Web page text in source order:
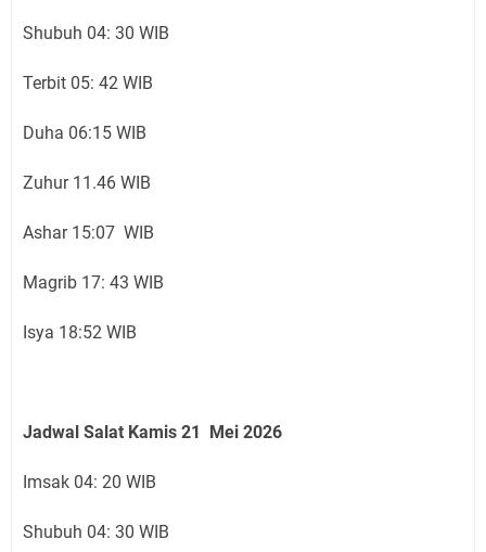
Shubuh 04: 30 WIB
Terbit 05: 42 WIB
Duha 06:15 WIB
Zuhur 11.46 WIB
Ashar 15:07 WIB
Magrib 17: 43 WIB
Isya 18:52 WIB
Jadwal Salat Kamis 21 Mei 2026
Imsak 04: 20 WIB
Shubuh 04: 30 WIB